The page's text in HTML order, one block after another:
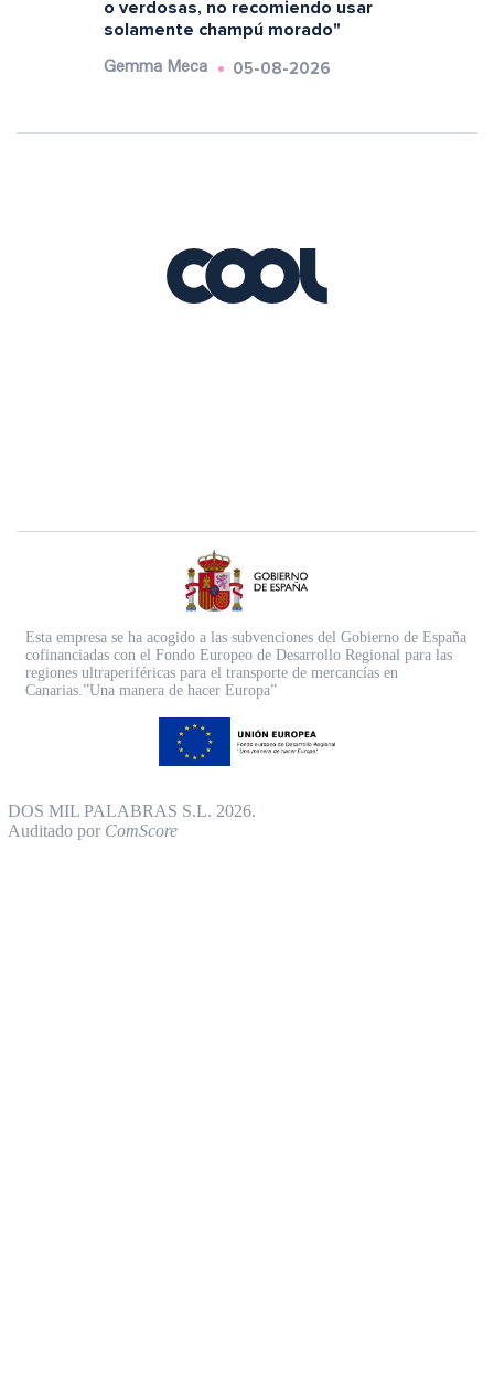
o verdosas, no recomiendo usar
solamente champú morado"
Gemma Meca 05-08-2026
Esta empresa se ha acogido a las subvenciones del Gobierno de España
cofinanciadas con el Fondo Europeo de Desarrollo Regional para las
regiones ultraperiféricas para el transporte de mercancías en
Canarias.”Una manera de hacer Europa”
DOS MIL PALABRAS S.L. 2026.
Auditado por ComScore